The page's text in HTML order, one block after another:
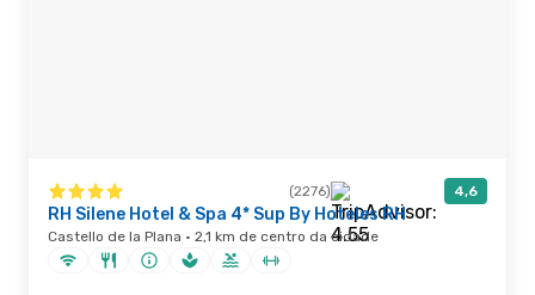
(2276) 4,6
RH Silene Hotel & Spa 4* Sup By Hoteles RH
Castello de la Plana · 2,1 km de centro da cidade